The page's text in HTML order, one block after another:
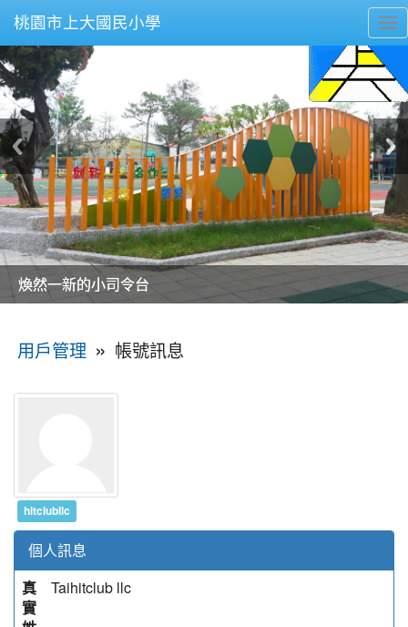
桃園市上大國民小學
美麗的操場是我們活力的來源
美麗的操場是我們活力的來源
煥然一新的小司令台
煥然一新的小司令台
富含桃園埤塘田園風光意象的中廊
富含桃園埤塘田園風光意象的中廊
嶄新的中庭廣場
嶄新的中庭廣場
水生池生生不息
水生池生生不息
用戶管理 » 帳號訊息
hitclubllc
個人訊息
真
實
Taihitclub llc